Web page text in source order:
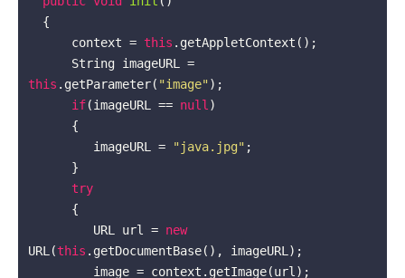
{
      context =
this .getAppletContext();
this .getParameter( "image" );
if(imageURL == null )
         imageURL =
"java.jpg" ;
try
         URL url =
new
URL(this .getDocumentBase(), imageURL);